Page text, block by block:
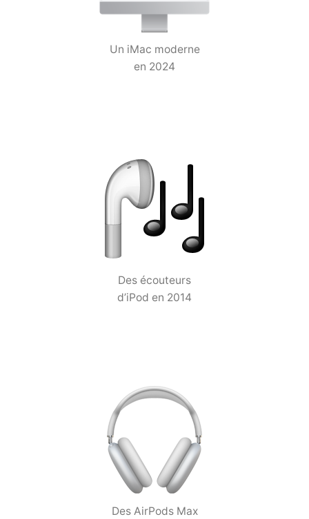
Un iMac moderne
en 2024
Des écouteurs
d’iPod en 2014
Des AirPods Max